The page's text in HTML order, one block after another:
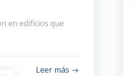
en edificios que
Leer más